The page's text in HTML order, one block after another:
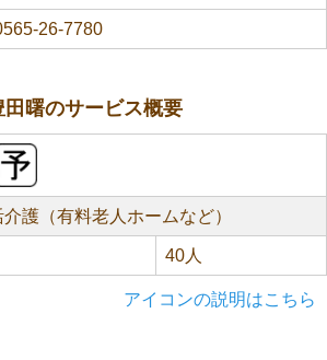
26-7780
曙のサービス概要
護（有料老人ホームなど）
40人
アイコンの説明はこちら